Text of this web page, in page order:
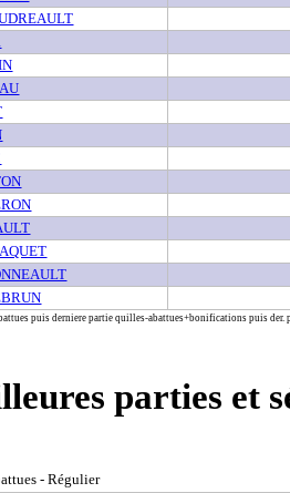
puis derniere partie quilles-abattues+bonifications puis der.
parties et
- Régulier